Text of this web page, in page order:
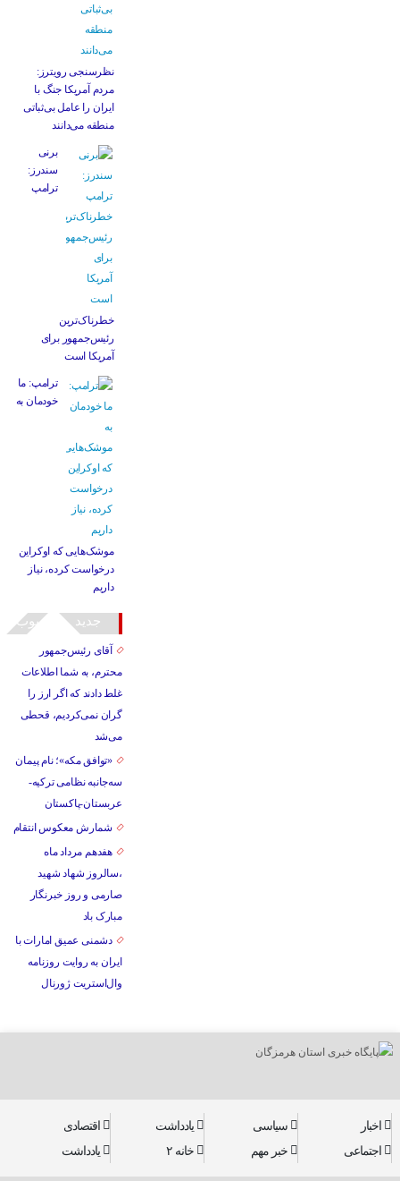
نظرسنجی رویترز:
مردم آمریکا جنگ با
ایران را عامل بی‌ثباتی
منطقه می‌دانند
برنی
سندرز:
ترامپ
خطرناک‌ترین
رئیس‌جمهور برای
آمریکا است
ترامپ: ما
خودمان به
موشک‌هایی که اوکراین
درخواست کرده، نیاز
داریم
جدید محبوب
آقای رئیس‌جمهور
محترم، به شما اطلاعات
غلط دادند که اگر ارز را
گران نمی‌کردیم، قحطی
می‌شد
«توافق مکه»؛ نام پیمان
سه‌جانبه نظامی ترکیه-
عربستان-پاکستان
شمارش معکوس انتقام
هفدهم مرداد ماه
،سالروز شهاد شهید
صارمی و روز خبرنگار
مبارک باد
دشمنی عمیق امارات با
ایران به روایت روزنامه
وال‌استریت ژورنال
اخبار سیاسی یادداشت
اقتصادی
اجتماعی
خبر مهم خانه ۲ یادداشت